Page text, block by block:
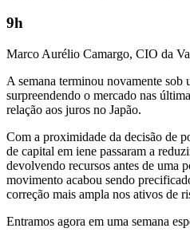
9h
Marco Aurélio Camargo, CIO da
A semana terminou novamente sob
surpreendendo o mercado nas
relação aos juros no Japão.
Com a proximidade da decisão de
de capital em iene passaram a
devolvendo recursos antes de uma
movimento acabou sendo
correção mais ampla nos ativos de
Entramos agora em uma semana